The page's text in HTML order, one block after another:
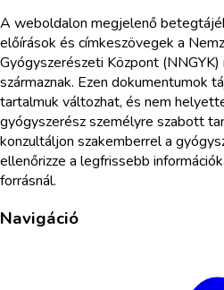
A weboldalon megjelenő
előírások és címkeszövegek a
Gyógyszerészeti Központ
származnak. Ezen dokumentumok
tartalmuk változhat, és nem
gyógyszerész személyre szabott
konzultáljon szakemberrel a
ellenőrizze a legfrissebb
forrásnál.
Navigáció